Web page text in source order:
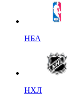
НБА
НХЛ